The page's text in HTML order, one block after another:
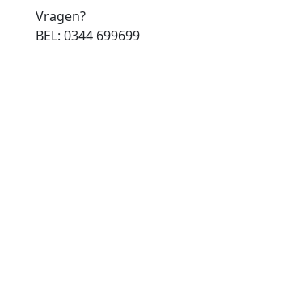
Vragen?
BEL: 0344 699699